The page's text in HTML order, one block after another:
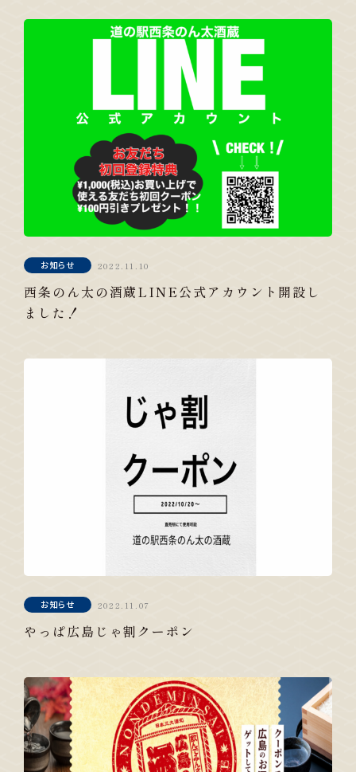
お知らせ 2022.11.10
西条のん太の酒蔵LINE公式アカウント開設し
ました！
お知らせ 2022.11.07
やっぱ広島じゃ割クーポン